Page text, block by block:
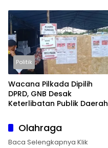
Politik
Wacana Pilkada Dipilih
DPRD, GNB Desak
Keterlibatan Publik Daerah
Olahraga
Baca Selengkapnya Klik